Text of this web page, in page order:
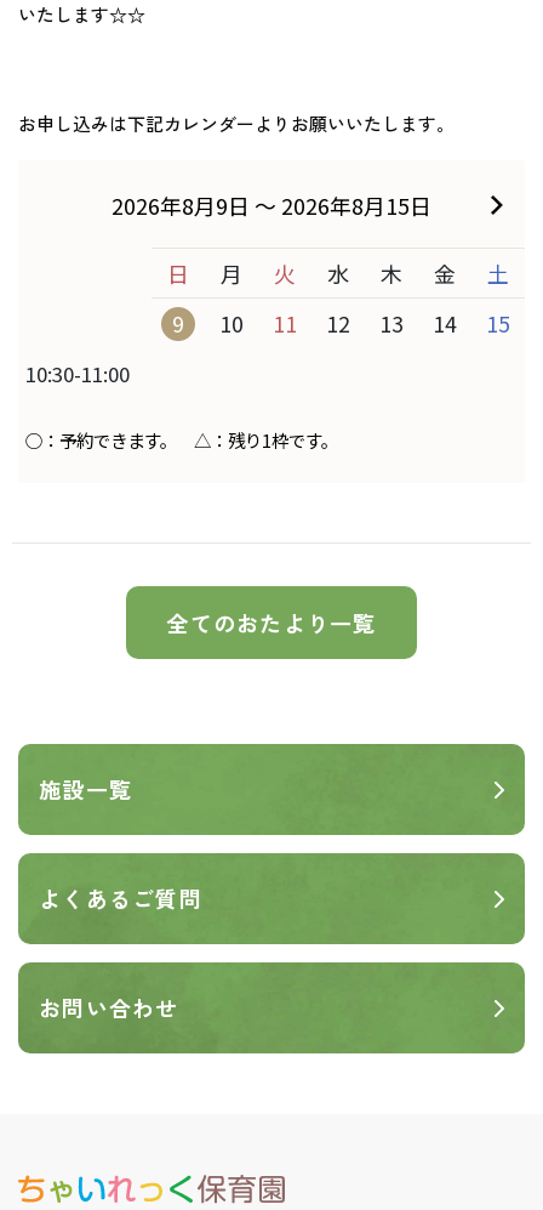
いたします☆☆
お申し込みは下記カレンダーよりお願いいたします。
全てのおたより一覧
施設一覧
よくあるご質問
お問い合わせ